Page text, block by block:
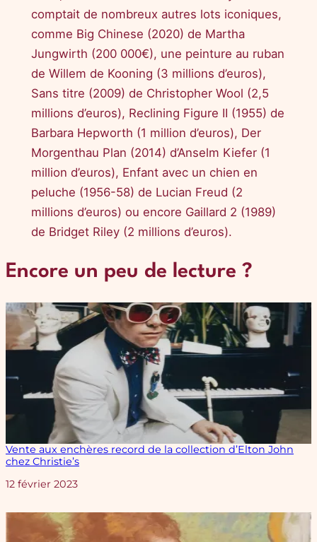
comptait de nombreux autres lots iconiques,
comme Big Chinese (2020) de Martha
Jungwirth (200 000€), une peinture au ruban
de Willem de Kooning (3 millions d’euros),
Sans titre (2009) de Christopher Wool (2,5
millions d’euros), Reclining Figure II (1955) de
Barbara Hepworth (1 million d’euros), Der
Morgenthau Plan (2014) d’Anselm Kiefer (1
million d’euros), Enfant avec un chien en
peluche (1956-58) de Lucian Freud (2
millions d’euros) ou encore Gaillard 2 (1989)
de Bridget Riley (2 millions d’euros).
Encore un peu de lecture ?
Vente aux enchères record de la collection d’Elton John
chez Christie’s
Date
12 février 2023